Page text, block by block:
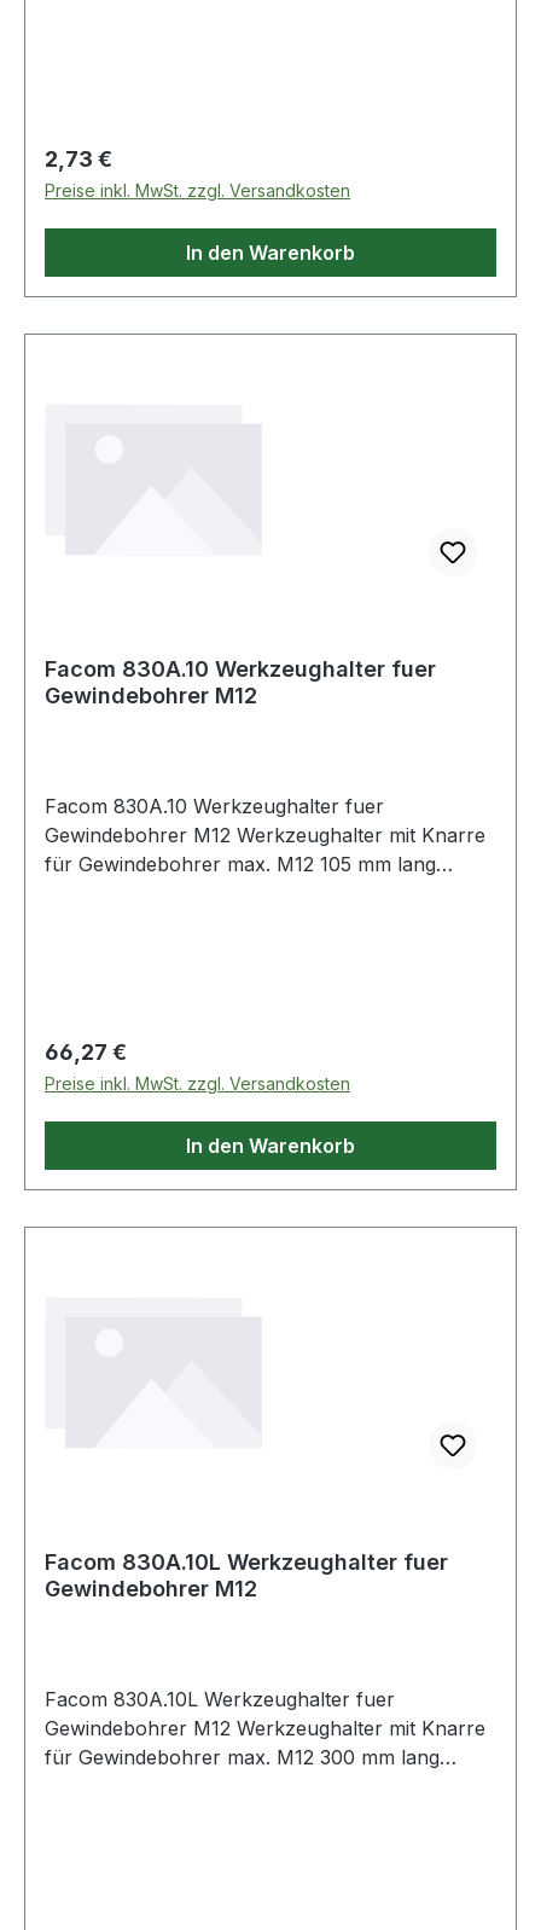
Regulärer Preis:
2,73 €
Preise inkl. MwSt. zzgl. Versandkosten
In den Warenkorb
Facom 830A.10 Werkzeughalter fuer
Gewindebohrer M12
Facom 830A.10 Werkzeughalter fuer
Gewindebohrer M12 Werkzeughalter mit Knarre
für Gewindebohrer max. M12 105 mm lang
Regulärer Preis:
66,27 €
Preise inkl. MwSt. zzgl. Versandkosten
In den Warenkorb
Facom 830A.10L Werkzeughalter fuer
Gewindebohrer M12
Facom 830A.10L Werkzeughalter fuer
Gewindebohrer M12 Werkzeughalter mit Knarre
für Gewindebohrer max. M12 300 mm lang